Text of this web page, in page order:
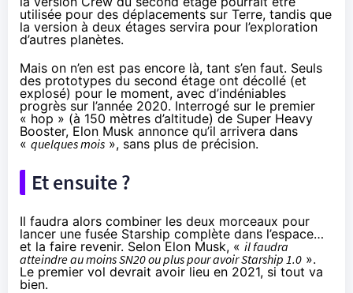
utilisée pour des déplacements sur Terre, tandis que
la version à deux étages servira pour l’exploration
d’autres planètes.
Mais on n’en est pas encore là, tant s’en faut. Seuls
des prototypes du second étage ont décollé (et
explosé) pour le moment, avec d’indéniables
progrès sur l’année 2020. Interrogé sur le premier
« hop » (à 150 mètres d’altitude) de Super Heavy
Booster, Elon Musk annonce qu’il arrivera dans
« quelques mois », sans plus de précision.
Et ensuite ?
Il faudra alors combiner les deux morceaux pour
lancer une fusée Starship complète dans l’espace…
et la faire revenir. Selon Elon Musk, « il faudra
atteindre au moins SN20 ou plus pour avoir Starship 1.0 ».
Le premier vol devrait avoir lieu en 2021, si tout va
bien.